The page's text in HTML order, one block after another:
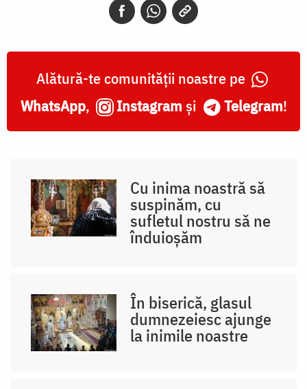
Alătură-te comunității noastre pe
WhatsApp, Instagram și Telegram!
Cu inima noastră să
suspinăm, cu
sufletul nostru să ne
înduioșăm
În biserică, glasul
dumnezeiesc ajunge
la inimile noastre